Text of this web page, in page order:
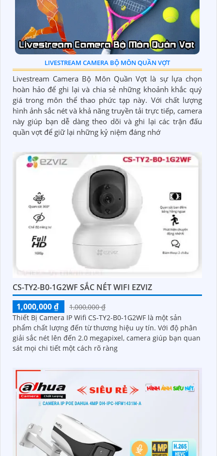
LIVESTREAM CAMERA BỘ MÔN QUẦN VỢT
Livestream Camera Bộ Môn Quần Vợt là sự lựa chọn
hoàn hảo để ghi lại và chia sẻ những khoảnh khắc quý
giá trong môn thể thao phức tạp này. Với chất lượng
hình ảnh sắc nét và khả năng truyền tải trực tiếp, camera
này giúp bạn dễ dàng theo dõi và ghi lại các trận đấu
quần vợt để giữ lại những kỷ niệm đáng nhớ
CS-TY2-B0-1G2WF SẮC NÉT WIFI EZVIZ
1,000,000 ₫
1,000,000 ₫
Thiết Bị Camera IP Wifi CS-TY2-B0-1G2WF là một sản
phẩm chất lượng đến từ thương hiệu uy tín. Với độ phân
giải sắc nét lên đến 2.0 megapixel, camera giúp bạn quan
sát mọi chi tiết một cách rõ ràng